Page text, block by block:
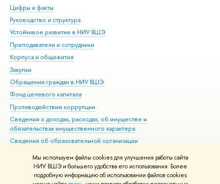
Мы используем файлы cookies для улучшения работы сайта
НИУ ВШЭ и большего удобства его использования. Более
подробную информацию об использовании файлов cookies
Цифры и факты
Руководство и структура
Устойчивое развитие в НИУ ВШЭ
Преподаватели и сотрудники
Корпуса и общежития
Закупки
Обращения граждан в НИУ ВШЭ
Фонд целевого капитала
Противодействие коррупции
Сведения о доходах, расходах, об имуществе и
обязательствах имущественного характера
Сведения об образовательной организации
Людям с ограниченными возможностями здоровья
Единая платежная страница
Работа в Вышке